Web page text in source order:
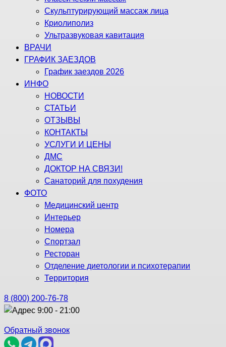
Скульптурирующий массаж лица
Криолиполиз
Ультразвуковая кавитация
ВРАЧИ
ГРАФИК ЗАЕЗДОВ
График заездов 2026
ИНФО
НОВОСТИ
СТАТЬИ
ОТЗЫВЫ
КОНТАКТЫ
УСЛУГИ И ЦЕНЫ
ДМС
ДОКТОР НА СВЯЗИ!
Санаторий для похудения
ФОТО
Медицинский центр
Интерьер
Номера
Спортзал
Ресторан
Отделение диетологии и психотерапии
Территория
8 (800) 200-76-78
9:00 - 21:00
Обратный звонок